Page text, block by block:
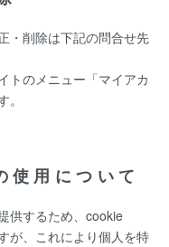
・削除は下記の問合せ先
トのメニュー「マイアカ
用について
供するため、cookie
が、これにより個人を特